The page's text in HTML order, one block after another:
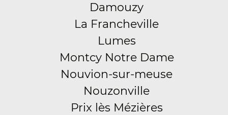
Damouzy
La Francheville
Lumes
Montcy Notre Dame
Nouvion-sur-meuse
Nouzonville
Prix lès Mézières